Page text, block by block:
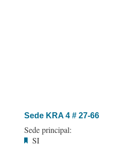
Sede KRA 4 # 27-66
Sede principal:
SI